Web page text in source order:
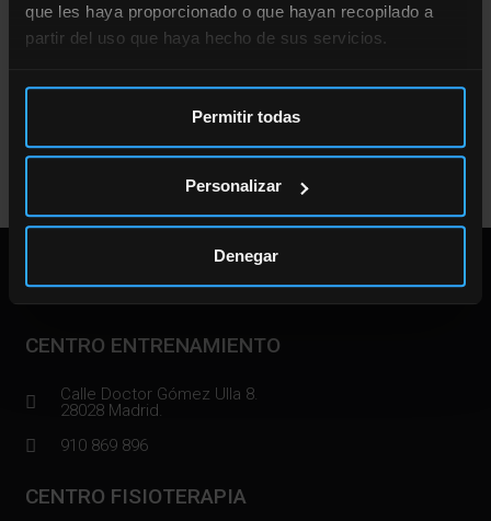
que les haya proporcionado o que hayan recopilado a
partir del uso que haya hecho de sus servicios.
Permitir todas
Personalizar
Denegar
1.100,00€
DIRECCIÓN
CENTRO ENTRENAMIENTO
Calle Doctor Gómez Ulla 8.
28028 Madrid.
910 869 896
CENTRO FISIOTERAPIA